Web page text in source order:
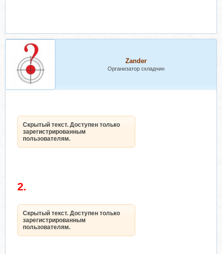
Zander
Организатор складчин
Скрытый текст. Доступен только
зарегистрированным
пользователям.
2.
Скрытый текст. Доступен только
зарегистрированным
пользователям.